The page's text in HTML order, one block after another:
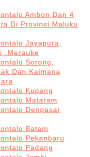
Ambon Dan 4
Di Provinsi Maluku
Jayapura,
Merauke
Sorong,
Dan Kaimana
Kupang
Mataram
Denpasar
Batam
Pekanbaru
Padang